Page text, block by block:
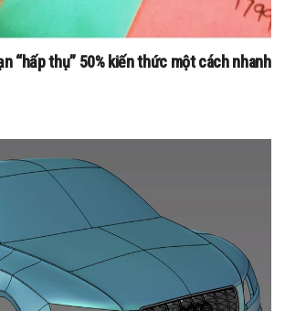
“hấp thụ” 50% kiến thức một cách nhanh